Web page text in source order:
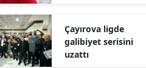
Isparta
Mersin
Çayırova ligde
galibiyet serisini
uzattı